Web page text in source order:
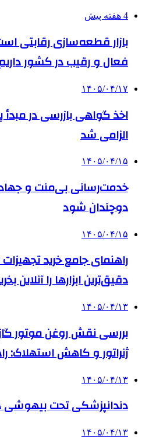
4 هفته پیش
فعال و رقیب در کشور
۱۴۰۵/۰۴/۱۷
اخذ گواهی بازرسی در مبدأ
الزامی شد
۱۴۰۵/۰۴/۱۵
خدمت‌رسانی بی‌منت و
دوچندان شود
۱۴۰۵/۰۴/۱۵
راهنمای جامع خرید
دقیق‌ترین ابزارها را آنلاین
۱۴۰۵/۰۴/۱۳
بررسی نقش روغن موتور
ژنراتور و کاهش استهلاک:
۱۴۰۵/۰۴/۱۳
دندانپزشکی تحت بیهوشی
۱۴۰۵/۰۴/۱۳